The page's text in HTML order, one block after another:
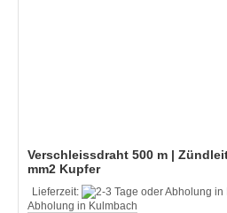
Verschleissdraht 500 m |
mm2 Kupfer
Lieferzeit:
Abholung in Kulmbach